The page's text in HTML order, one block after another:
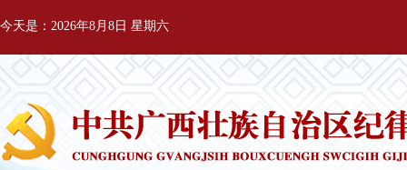
今天是：2026年8月8日 星期六